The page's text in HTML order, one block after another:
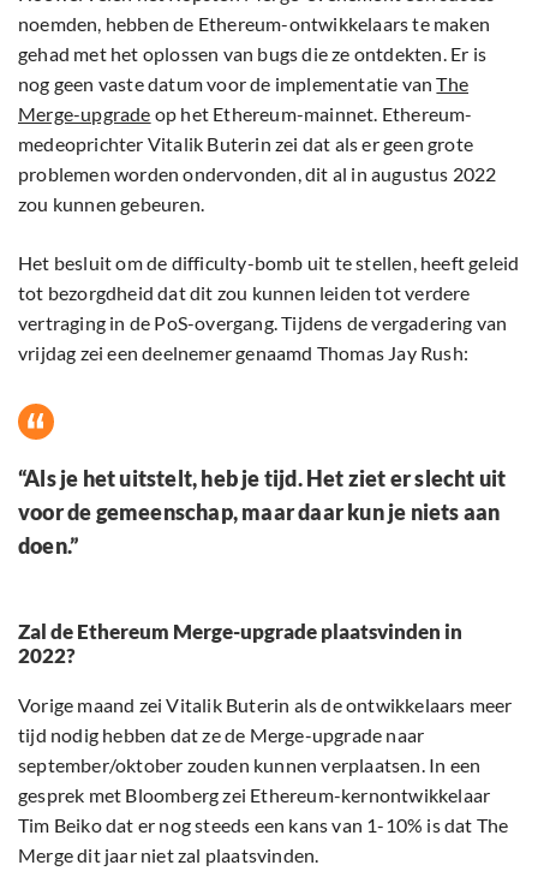
noemden, hebben de Ethereum-ontwikkelaars te maken
gehad met het oplossen van bugs die ze ontdekten. Er is
nog geen vaste datum voor de implementatie vanThe
Merge-upgrade op het Ethereum-mainnet. Ethereum-
medeoprichter Vitalik Buterin zei dat als er geen grote
problemen worden ondervonden, dit al in augustus 2022
zou kunnen gebeuren.
Het besluit om de difficulty-bomb uit te stellen, heeft geleid
tot bezorgdheid dat dit zou kunnen leiden tot verdere
vertraging in de PoS-overgang. Tijdens de vergadering van
vrijdag zei een deelnemer genaamd Thomas Jay Rush:
“Als je het uitstelt, heb je tijd. Het ziet er slecht uit
voor de gemeenschap, maar daar kun je niets aan
doen.”
Zal de Ethereum Merge-upgrade plaatsvinden in
2022?
Vorige maand zei Vitalik Buterin als de ontwikkelaars meer
tijd nodig hebben dat ze de Merge-upgrade naar
september/oktober zouden kunnen verplaatsen. In een
gesprek met Bloomberg zei Ethereum-kernontwikkelaar
Tim Beiko dat er nog steeds een kans van 1-10% is dat The
Merge dit jaar niet zal plaatsvinden.